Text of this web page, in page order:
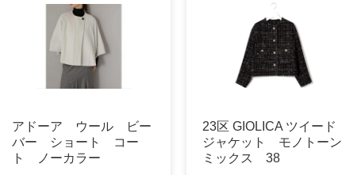
アドーア ウール ビー
バー ショート コー
ト ノーカラー
23区 GIOLICA ツイード
ジャケット モノトーン
ミックス 38